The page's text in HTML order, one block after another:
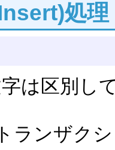
処理
は区別し
ランザク